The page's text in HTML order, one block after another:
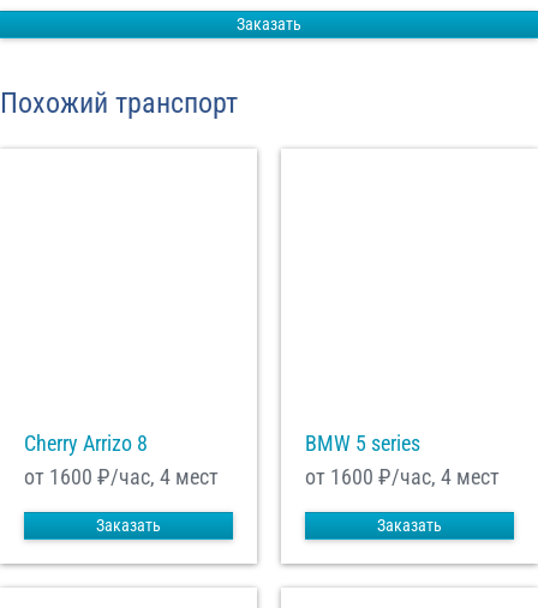
Заказать
Похожий транспорт
Cherry Arrizo 8
от 1600 ₽/час, 4 мест
Заказать
BMW 5 series
от 1600 ₽/час, 4 мест
Заказать